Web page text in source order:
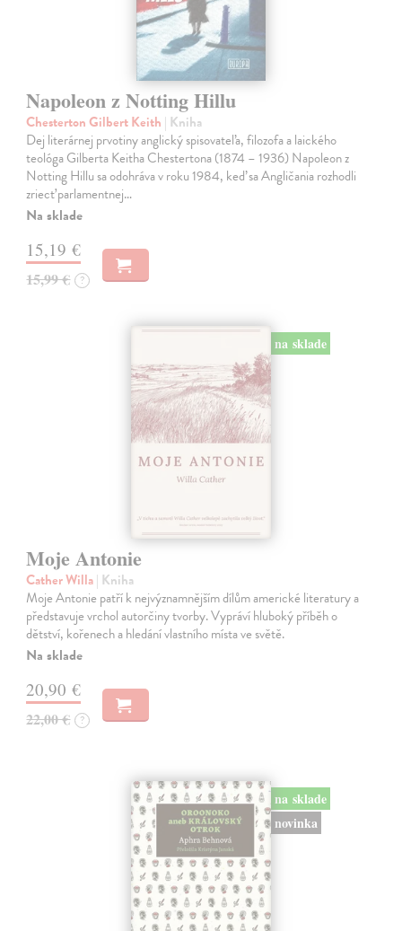
Napoleon z Notting Hillu
Chesterton Gilbert Keith | Kniha
Dej literárnej prvotiny anglický spisovateľa, filozofa a laického
teológa Gilberta Keitha Chestertona (1874 – 1936) Napoleon z
Notting Hillu sa odohráva v roku 1984, keď sa Angličania rozhodli
zriecť parlamentnej…
Na sklade
15,19 €
15,99 € ?
na sklade
Moje Antonie
Cather Willa| Kniha
Moje Antonie patří k nejvýznamnějším dílům americké literatury a
představuje vrchol autorčiny tvorby. Vypráví hluboký příběh o
dětství, kořenech a hledání vlastního místa ve světě.
Na sklade
20,90 €
22,00 € ?
na sklade
novinka